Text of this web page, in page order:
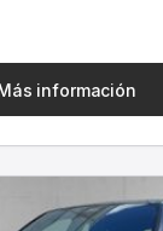
información